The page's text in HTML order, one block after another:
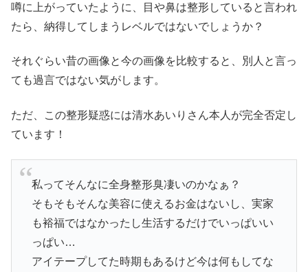
噂に上がっていたように、目や鼻は整形していると言われ
たら、納得してしまうレベルではないでしょうか？
それぐらい昔の画像と今の画像を比較すると、別人と言っ
ても過言ではない気がします。
ただ、この整形疑惑には清水あいりさん本人が完全否定し
ています！
私ってそんなに全身整形臭凄いのかなぁ？
そもそもそんな美容に使えるお金はないし、実家
も裕福ではなかったし生活するだけでいっぱいい
っぱい…
アイテープしてた時期もあるけど今は何もしてな